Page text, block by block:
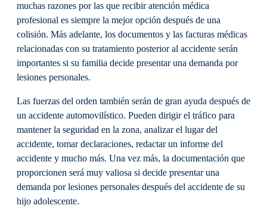
muchas razones por las que recibir atención médica
profesional es siempre la mejor opción después de una
colisión. Más adelante, los documentos y las facturas médicas
relacionadas con su tratamiento posterior al accidente serán
importantes si su familia decide presentar una demanda por
lesiones personales.
Las fuerzas del orden también serán de gran ayuda después de
un accidente automovilístico. Pueden dirigir el tráfico para
mantener la seguridad en la zona, analizar el lugar del
accidente, tomar declaraciones, redactar un informe del
accidente y mucho más. Una vez más, la documentación que
proporcionen será muy valiosa si decide presentar una
demanda por lesiones personales después del accidente de su
hijo adolescente.